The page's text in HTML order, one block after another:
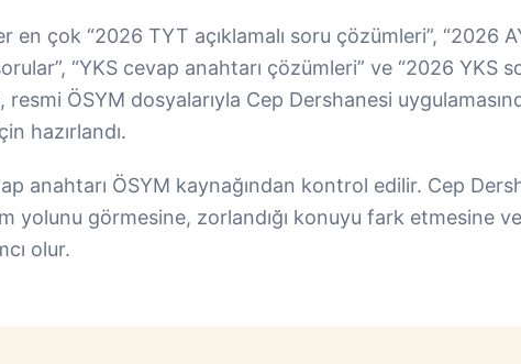
en çok “2026 TYT açıklamalı soru çözümleri”, “2026
“YKS cevap anahtarı çözümleri” ve “2026 YKS
resmi ÖSYM dosyalarıyla Cep Dershanesi
hazırlandı.
anahtarı ÖSYM kaynağından kontrol edilir. Cep
yolunu görmesine, zorlandığı konuyu fark etmesine
olur.